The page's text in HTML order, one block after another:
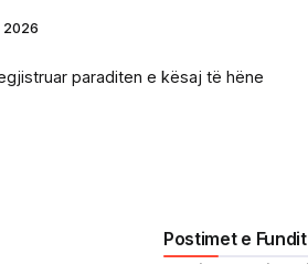
2026
paraditen e kësaj të hëne
Postimet e Fundit